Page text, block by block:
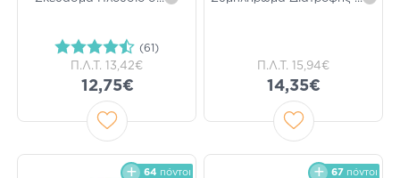
(61)
Π.Λ.Τ. 13,42€
12,75€
Π.Λ.Τ. 15,94€
14,35€
64 πόντοι 67 πόντοι